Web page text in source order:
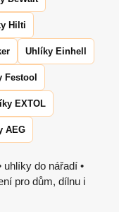
Hilti
Uhlíky Einhell
Festool
EXTOL
AEG
uhlíky do nářadí •
pro dům, dílnu i